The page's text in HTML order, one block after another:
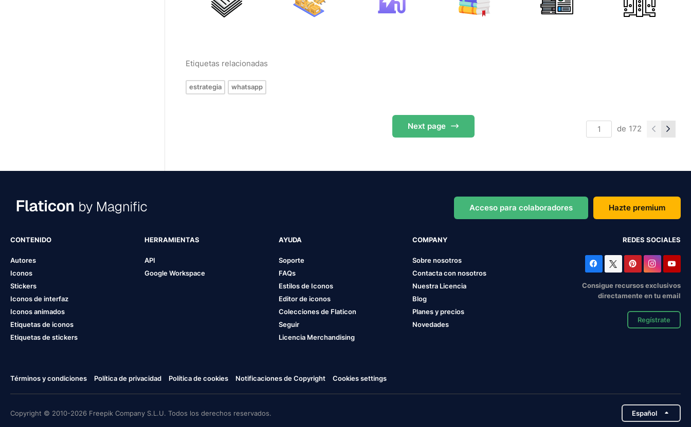
Etiquetas relacionadas
estrategia whatsapp
Next page de 172
Acceso para colaboradores Hazte premium
CONTENIDO
Autores
Iconos
Stickers
Iconos de interfaz
Iconos animados
Etiquetas de iconos
Etiquetas de stickers
HERRAMIENTAS
API
Google Workspace
AYUDA
Soporte
FAQs
Estilos de Iconos
Editor de iconos
Colecciones de Flaticon
Seguir
Licencia Merchandising
COMPANY
Sobre nosotros
Contacta con nosotros
Nuestra Licencia
Blog
Planes y precios
Novedades
REDES SOCIALES
Consigue recursos exclusivos
directamente en tu email
Regístrate
Términos y condiciones Política de privacidad Política de cookies Notificaciones de Copyright Cookies settings
Copyright © 2010-2026 Freepik Company S.L.U. Todos los derechos reservados. Español